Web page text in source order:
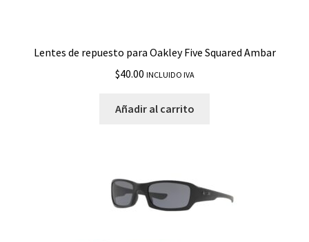
Lentes de repuesto para Oakley Five Squared Ambar
$40.00 INCLUIDO IVA
Añadir al carrito